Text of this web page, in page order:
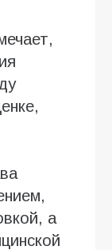
а